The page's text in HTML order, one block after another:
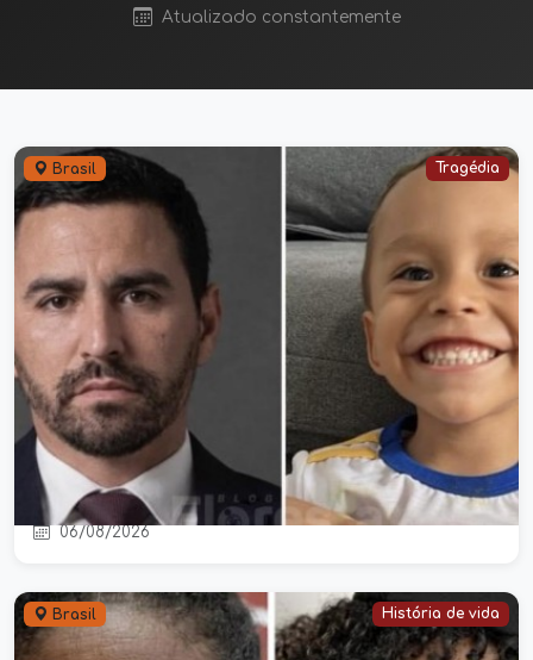
Atualizado constantemente
Brasil Tragédia
Tragédia: Polícia apura morte de
Gustavo Veloso Feitosa e possível
participação do pai
06/08/2026
Brasil História de vida